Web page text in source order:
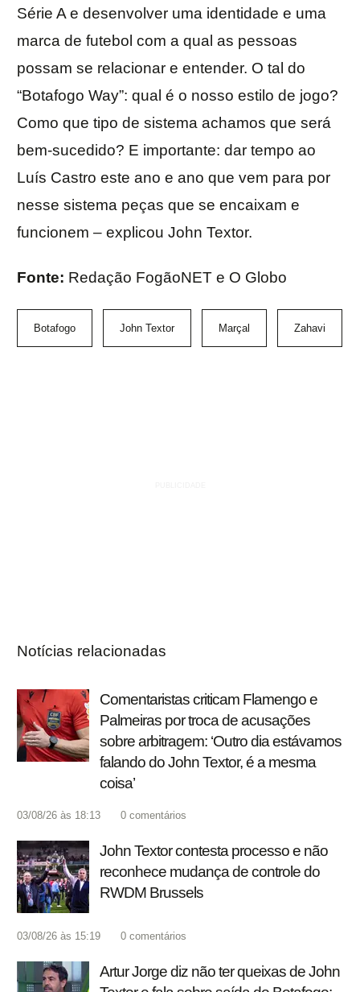
Série A e desenvolver uma identidade e uma
marca de futebol com a qual as pessoas
possam se relacionar e entender. O tal do
“Botafogo Way”: qual é o nosso estilo de jogo?
Como que tipo de sistema achamos que será
bem-sucedido? E importante: dar tempo ao
Luís Castro este ano e ano que vem para por
nesse sistema peças que se encaixam e
funcionem – explicou John Textor.
Fonte: Redação FogãoNET e O Globo
Botafogo John Textor Marçal Zahavi
Notícias relacionadas
Comentaristas criticam Flamengo e
Palmeiras por troca de acusações
sobre arbitragem: ‘Outro dia estávamos
falando do John Textor, é a mesma
coisa’
03/08/26 às 18:13 0 comentários
John Textor contesta processo e não
reconhece mudança de controle do
RWDM Brussels
03/08/26 às 15:19 0 comentários
Artur Jorge diz não ter queixas de John